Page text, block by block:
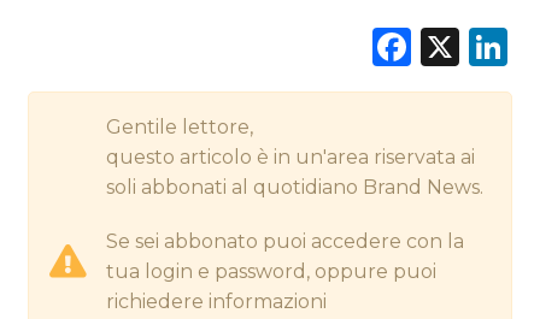
ESTERNA
RADIO / AUDIO
X
Gentile lettore,
questo articolo è in un'area riservata ai
soli abbonati al quotidiano Brand News.
Se sei abbonato puoi accedere con la
tua login e password, oppure puoi
richiedere informazioni